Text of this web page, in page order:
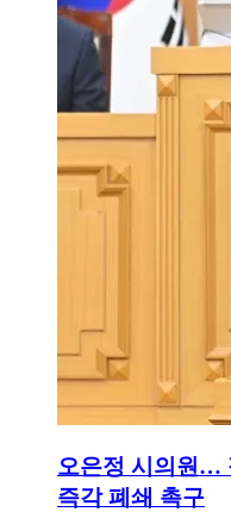
오은정 시의원…
즉각 폐쇄 촉구